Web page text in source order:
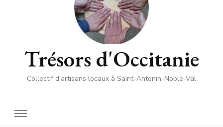
Trésors d'Occitanie
Collectif d'artisans locaux à Saint-Antonin-Noble-Val